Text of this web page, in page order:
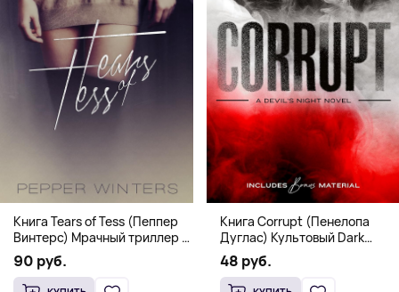
Книга Tears of Tess (Пеппер
Винтерс) Мрачный триллер о
выживании и страсти (18+)
90 руб.
Книга Corrupt (Пенелопа
Дуглас) Культовый Dark
Romance бестселлер (18+)
48 руб.